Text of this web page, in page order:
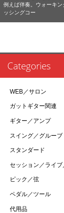
例えば伴奏。ウォーキ
ッシングコー
Categories
WEB／サロン
ガットギター関連
ギター／アンプ
スイング／グルーブ
スタンダード
セッション／ライブ
ピック／弦
ペダル／ツール
代用品